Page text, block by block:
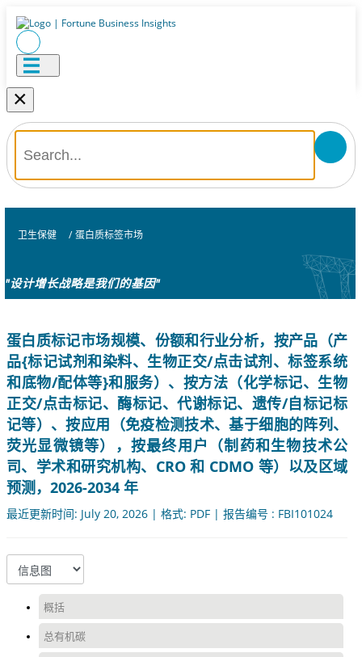
×
卫生保健 / 蛋白质标签市场
"设计增长战略是我们的基因"
蛋白质标记市场规模、份额和行业分析，按产品（产
品{标记试剂和染料、生物正交/点击试剂、标签系统
和底物/配体等}和服务）、按方法（化学标记、生物
正交/点击标记、酶标记、代谢标记、遗传/自标记标
记等）、按应用（免疫检测技术、基于细胞的阵列、
荧光显微镜等），按最终用户（制药和生物技术公
司、学术和研究机构、CRO 和 CDMO 等）以及区域
预测，2026-2034 年
最近更新时间: July 20, 2026 | 格式: PDF | 报告编号 : FBI101024
概括
总有机碳